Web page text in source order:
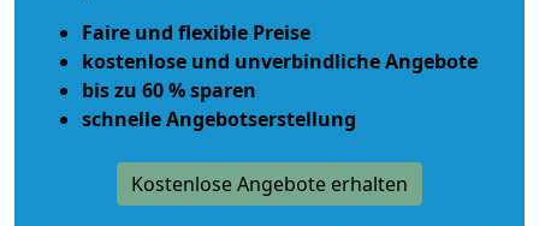
Faire und flexible Preise
kostenlose und unverbindliche Angebote
bis zu 60 % sparen
schnelle Angebotserstellung
Kostenlose Angebote erhalten